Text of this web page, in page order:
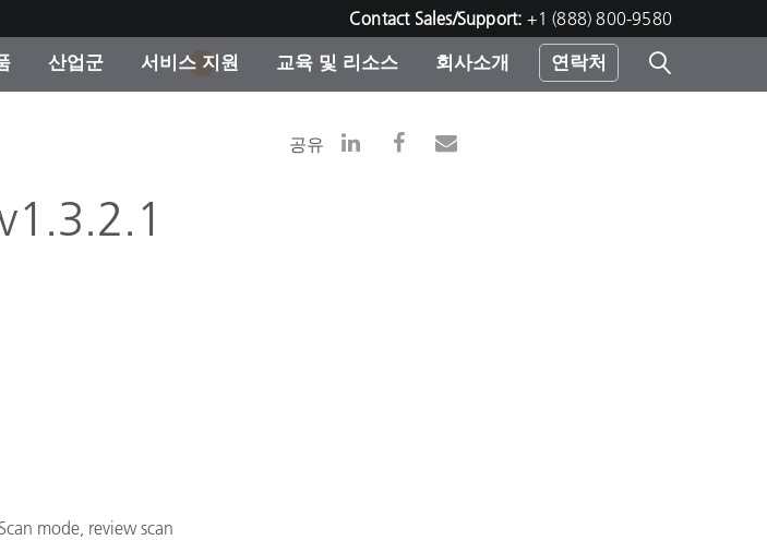
Contact Sales/Support: +1 (888) 800-9580
온라인 스토어
산업군
OEM 디스플레이 및 프린터
서비스 지원 교육 및 리소스 회사소개 연락처
1
공유
mode, review scan